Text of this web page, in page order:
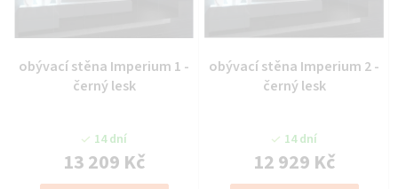
obývací stěna Imperium 1 -
černý lesk
14 dní
13 209 Kč
obývací stěna Imperium 2 -
černý lesk
14 dní
12 929 Kč